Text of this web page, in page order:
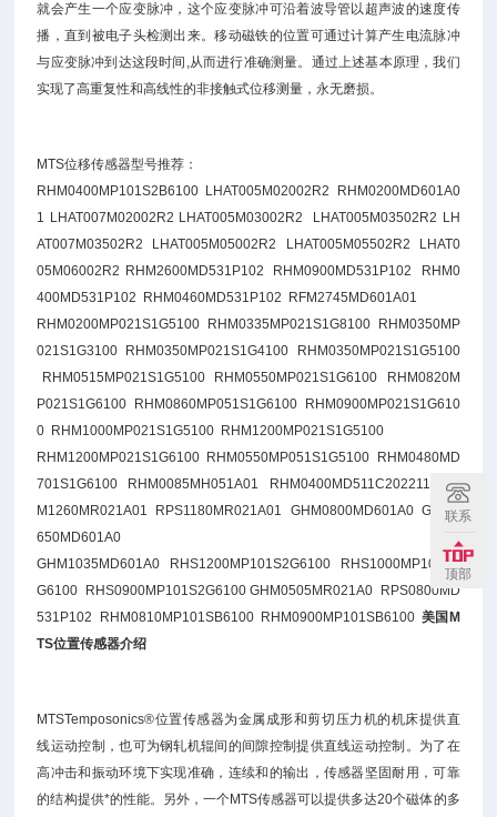
就会产生一个应变脉冲，这个应变脉冲可沿着波导管以超声波的速度传
播，直到被电子头检测出来。移动磁铁的位置可通过计算产生电流脉冲
与应变脉冲到达这段时间,从而进行准确测量。通过上述基本原理，我们
实现了高重复性和高线性的非接触式位移测量，永无磨损。
MTS位移传感器型号推荐：
RHM0400MP101S2B6100 LHAT005M02002R2 RHM0200MD601A0
1 LHAT007M02002R2 LHAT005M03002R2 LHAT005M03502R2 LH
AT007M03502R2 LHAT005M05002R2 LHAT005M05502R2 LHAT0
05M06002R2 RHM2600MD531P102 RHM0900MD531P102 RHM0
400MD531P102 RHM0460MD531P102 RFM2745MD601A01
RHM0200MP021S1G5100 RHM0335MP021S1G8100 RHM0350MP
021S1G3100 RHM0350MP021S1G4100 RHM0350MP021S1G5100
RHM0515MP021S1G5100 RHM0550MP021S1G6100 RHM0820M
P021S1G6100 RHM0860MP051S1G6100 RHM0900MP021S1G610
0 RHM1000MP021S1G5100 RHM1200MP021S1G5100
RHM1200MP021S1G6100 RHM0550MP051S1G5100 RHM0480MD
701S1G6100 RHM0085MH051A01 RHM0400MD511C202211 RH
M1260MR021A01 RPS1180MR021A01 GHM0800MD601A0 GHM0
650MD601A0
GHM1035MD601A0 RHS1200MP101S2G6100 RHS1000MP101S2
G6100 RHS0900MP101S2G6100 GHM0505MR021A0 RPS0800MD
531P102 RHM0810MP101SB6100 RHM0900MP101SB6100美国M
TS位置传感器介绍
MTSTemposonics®位置传感器为金属成形和剪切压力机的机床提供直
线运动控制，也可为钢轧机辊间的间隙控制提供直线运动控制。为了在
高冲击和振动环境下实现准确，连续和的输出，传感器坚固耐用，可靠
的结构提供*的性能。另外，一个MTS传感器可以提供多达20个磁体的多
联系
顶部